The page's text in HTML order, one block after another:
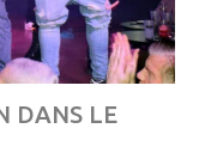
DANS LE